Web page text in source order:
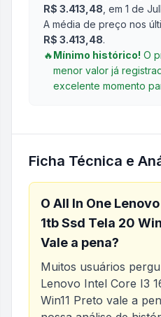
R$ 3.413,48 , em 1 de
A média de preço nos
R$ 3.413,48.
🔥Mínimo histórico! O
menor valor já
excelente momento
Ficha Técnica e
O All In One
1tb Ssd Tela 20
Vale a pena?
Muitos usuários
Lenovo Intel Core I3
Win11 Preto vale a